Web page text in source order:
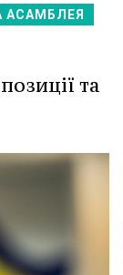
АСАМБЛЕЯ
та